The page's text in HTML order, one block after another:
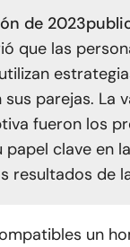
de 2023
que las
parejas. La
fueron los
papel clave en
resultados de
un